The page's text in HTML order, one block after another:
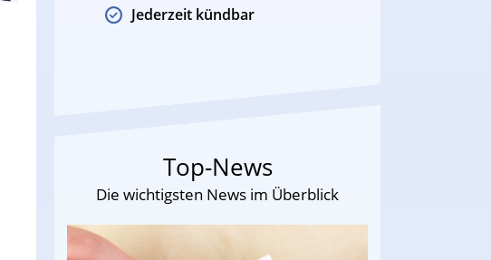
Jederzeit kündbar
Top-News
Die wichtigsten News im Überblick